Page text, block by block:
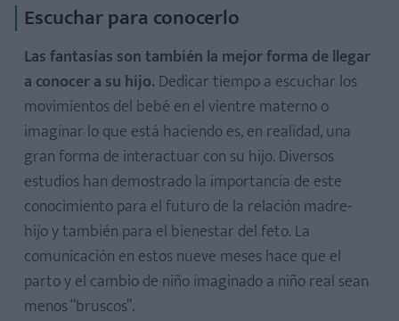
Escuchar para conocerlo
Las fantasías son también la mejor forma de llegar
a conocer a su hijo. Dedicar tiempo a escuchar los
movimientos del bebé en el vientre materno o
imaginar lo que está haciendo es, en realidad, una
gran forma de interactuar con su hijo. Diversos
estudios han demostrado la importancia de este
conocimiento para el futuro de la relación madre-
hijo y también para el bienestar del feto. La
comunicación en estos nueve meses hace que el
parto y el cambio de niño imaginado a niño real sean
menos “bruscos”.